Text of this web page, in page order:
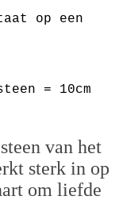
op een
= 10cm
van het
sterk in op
om liefde